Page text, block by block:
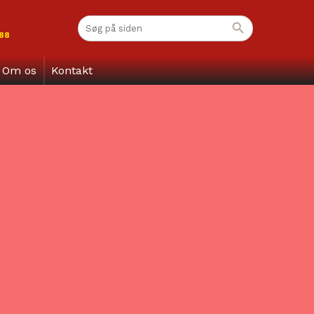
Om os Kontakt